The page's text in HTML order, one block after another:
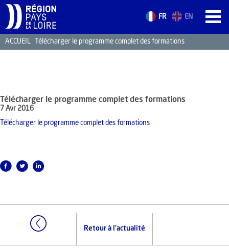
FR EN
ACCUEIL Télécharger le programme complet des formations
Télécharger le programme complet des formations
7 Avr 2016
Télécharger le programme complet des formations
Retour à l'actualité